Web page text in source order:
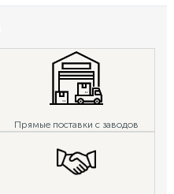
Прямые поставки с заводов